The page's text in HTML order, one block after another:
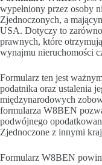
wypełniony przez osoby
Zjednoczonych, a
USA. Dotyczy to
prawnych, które
wynajmu nieruchomości
Formularz ten jest
podatnika oraz ustalenia
międzynarodowych
formularza W8BEN
podwójnego
Zjednoczone z innymi
Formularz W8BEN